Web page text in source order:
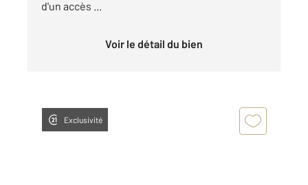
d'un accès ...
Voir le détail du bien
Exclusivité